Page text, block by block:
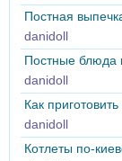
Постная
danidoll
Постные блюда
danidoll
Как
danidoll
Котлеты по-